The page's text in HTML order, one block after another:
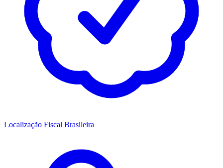
Localização Fiscal Brasileira